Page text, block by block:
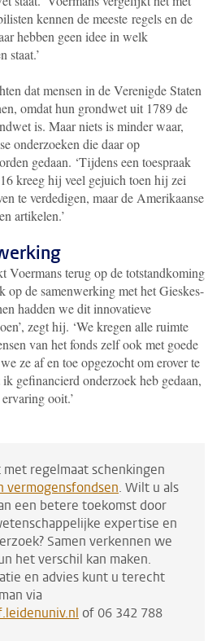
kennen de meeste regels en de
hebben geen idee in welk
staat.’
dat mensen in de Verenigde Staten
omdat hun grondwet uit 1789 de
is. Maar niets is minder waar,
onderzoeken die daar op
gedaan. ‘Tijdens een toespraak
kreeg hij veel gejuich toen hij zei
te verdedigen, maar de Amerikaanse
artikelen.’
Voermans terug op de totstandkoming
op de samenwerking met het Gieskes-
hadden we dit innovatieve
zegt hij. ‘We kregen alle ruimte
van het fonds zelf ook met goede
ze af en toe opgezocht om erover te
gefinancierd onderzoek heb gedaan,
ooit.’
regelmaat schenkingen
vermogensfondsen. Wilt u als
een betere toekomst door
expertise en
Samen verkennen we
het verschil kan maken.
en advies kunt u terecht
via
of 06 342 788